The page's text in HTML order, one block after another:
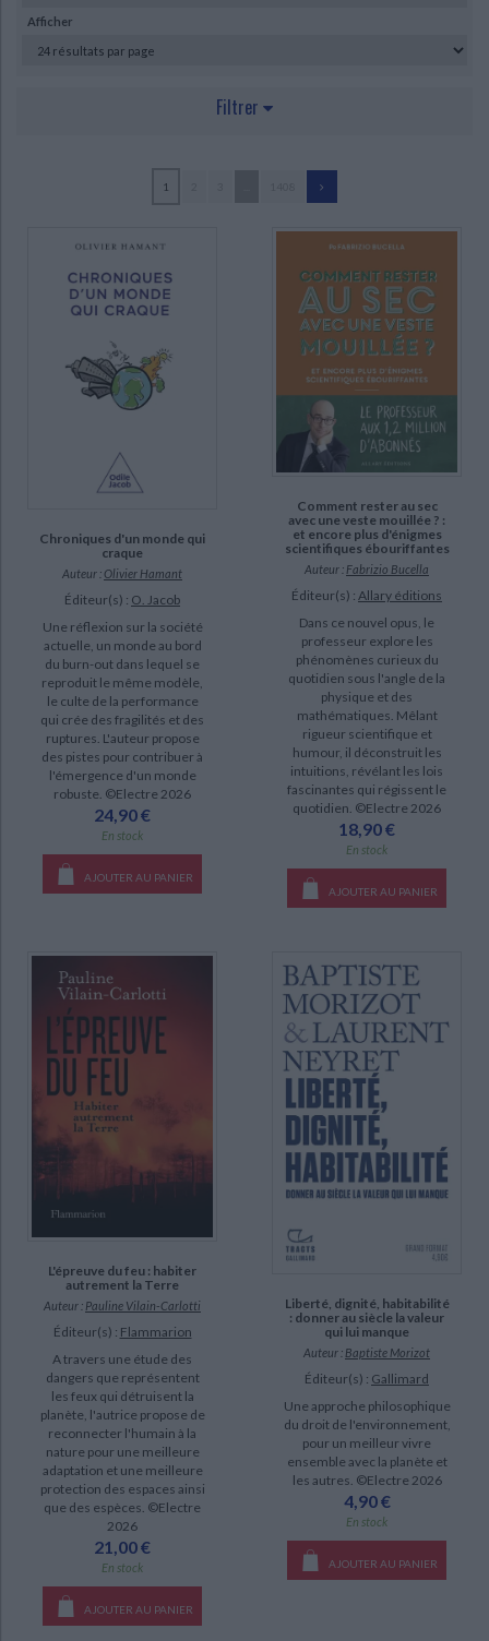
Histoire de France
Afficher
Filtrer
Cuvier, Georges (75)
Reeves, Hubert (75)
Société nationale de protection de la nature (France) (70)
Baudrillart, Jacques-Joseph (67)
IAD (21860)
livre (9965)
poche (1559)
revue (314)
document-audio (35)
coffret (25)
carte (10)
logiciel-educatif (3)
Petit précis de mondialisation (17)
Le Système du monde (9)
Briefwechsel (7)
Oeuvres complètes (7)
Oeuvres de Lavoisier : correspondance (7)
Sentiers géologiques & pédologiques en province de Namur : 500
millions d'années de façonnement de notre paysage (6)
Chimie organique (5)
DISPONIBILITÉ
disponible (33776)
epuise (11776)
manquant (815)
a-paraitre (240)
1
Chroniques d'un monde qui
craque
Auteur : Olivier Hamant
Éditeur(s) : O. Jacob
Une réflexion sur la société
actuelle, un monde au bord
du burn-out dans lequel se
reproduit le même modèle,
le culte de la performance
qui crée des fragilités et des
ruptures. L'auteur propose
des pistes pour contribuer à
l'émergence d'un monde
robuste. ©Electre 2026
24,90 €
En stock
AJOUTER AU PANIER
Comment rester au sec
avec une veste mouillée ? :
et encore plus d'énigmes
scientifiques ébouriffantes
Auteur : Fabrizio Bucella
Éditeur(s) : Allary éditions
Dans ce nouvel opus, le
professeur explore les
phénomènes curieux du
quotidien sous l'angle de la
physique et des
mathématiques. Mêlant
rigueur scientifique et
humour, il déconstruit les
intuitions, révélant les lois
fascinantes qui régissent le
quotidien. ©Electre 2026
18,90 €
En stock
AJOUTER AU PANIER
L'épreuve du feu : habiter
autrement la Terre
Auteur : Pauline Vilain-Carlotti
Éditeur(s) : Flammarion
A travers une étude des
dangers que représentent
les feux qui détruisent la
planète, l'autrice propose de
reconnecter l'humain à la
nature pour une meilleure
adaptation et une meilleure
protection des espaces ainsi
que des espèces. ©Electre
2026
21,00 €
En stock
AJOUTER AU PANIER
Liberté, dignité, habitabilité
: donner au siècle la valeur
qui lui manque
Auteur : Baptiste Morizot
Éditeur(s) : Gallimard
Une approche philosophique
du droit de l'environnement,
pour un meilleur vivre
ensemble avec la planète et
les autres. ©Electre 2026
4,90 €
En stock
AJOUTER AU PANIER